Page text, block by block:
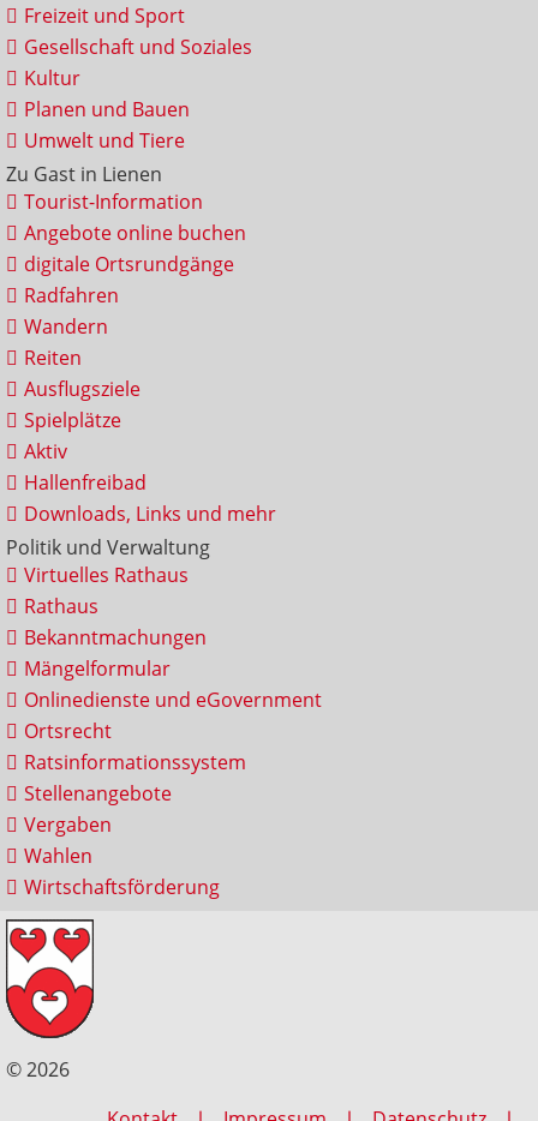
Freizeit und Sport
Gesellschaft und Soziales
Kultur
Planen und Bauen
Umwelt und Tiere
Zu Gast in Lienen
Tourist-Information
Angebote online buchen
digitale Ortsrundgänge
Radfahren
Wandern
Reiten
Ausflugsziele
Spielplätze
Aktiv
Hallenfreibad
Downloads, Links und mehr
Politik und Verwaltung
Virtuelles Rathaus
Rathaus
Bekanntmachungen
Mängelformular
Onlinedienste und eGovernment
Ortsrecht
Ratsinformationssystem
Stellenangebote
Vergaben
Wahlen
Wirtschaftsförderung
© 2026